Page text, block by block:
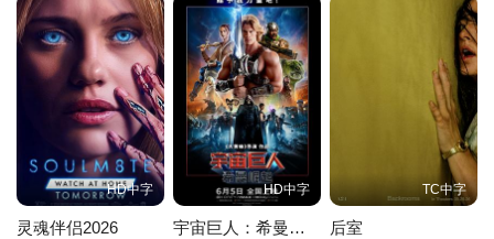
下来的普拉东诺夫正试图恢复正常生活，但在这条道路上等待着他
的巨大困难
HD中字
灵魂伴侣2026
HD中字
宇宙巨人：希曼崛起
TC中字
后室